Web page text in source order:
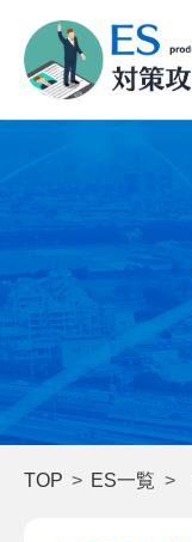
TOP ES一覧